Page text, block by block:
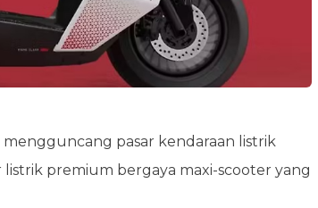
pasar kendaraan listrik
premium bergaya maxi-scooter yang